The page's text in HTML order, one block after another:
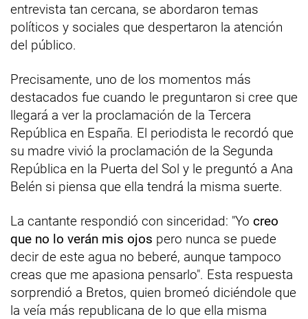
entrevista tan cercana, se abordaron temas
políticos y sociales que despertaron la atención
del público.
Precisamente, uno de los momentos más
destacados fue cuando le preguntaron si cree que
llegará a ver la proclamación de la Tercera
República en España. El periodista le recordó que
su madre vivió la proclamación de la Segunda
República en la Puerta del Sol y le preguntó a Ana
Belén si piensa que ella tendrá la misma suerte.
La cantante respondió con sinceridad: "Yo creo
que no lo verán mis ojos pero nunca se puede
decir de este agua no beberé, aunque tampoco
creas que me apasiona pensarlo". Esta respuesta
sorprendió a Bretos, quien bromeó diciéndole que
la veía más republicana de lo que ella misma